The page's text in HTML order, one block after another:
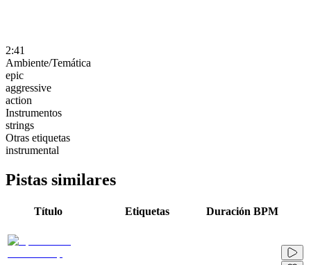
2:41
Ambiente/Temática
epic
aggressive
action
Instrumentos
strings
Otras etiquetas
instrumental
Pistas similares
Título Etiquetas Duración BPM